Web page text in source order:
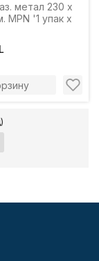
метал 230 x
MPN '1 упак x